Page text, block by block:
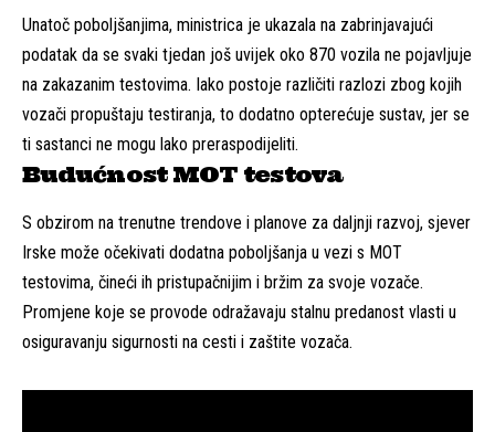
Unatoč poboljšanjima, ministrica je ukazala na zabrinjavajući
podatak da se svaki tjedan još uvijek oko 870 vozila ne pojavljuje
na zakazanim testovima. Iako postoje različiti razlozi zbog kojih
vozači propuštaju testiranja, to dodatno opterećuje sustav, jer se
ti sastanci ne mogu lako preraspodijeliti.
Budućnost MOT testova
S obzirom na trenutne trendove i planove za daljnji razvoj, sjever
Irske može očekivati dodatna poboljšanja u vezi s MOT
testovima, čineći ih pristupačnijim i bržim za svoje vozače.
Promjene koje se provode odražavaju stalnu predanost vlasti u
osiguravanju sigurnosti na cesti i zaštite vozača.